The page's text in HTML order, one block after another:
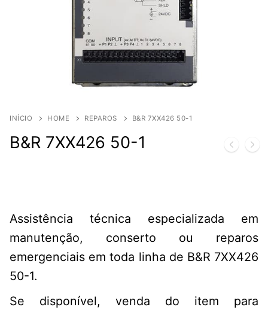
INÍCIO HOME REPAROS B&R 7XX426 50-1
B&R 7XX426 50-1
Assistência técnica especializada em
manutenção, conserto ou reparos
emergenciais em toda linha de B&R 7XX426
50-1.
Se disponível, venda do item para